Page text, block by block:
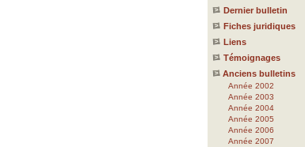
Dernier bulletin
Fiches juridiques
Liens
Témoignages
Anciens bulletins
Année 2002
Année 2003
Année 2004
Année 2005
Année 2006
Année 2007